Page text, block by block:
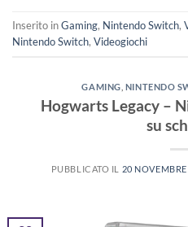
Inserito inGaming, Nintendo Switch,
Nintendo Switch, Videogiochi
GAMING NINTENDO
Hogwarts Legacy –
su
PUBBLICATO IL 20